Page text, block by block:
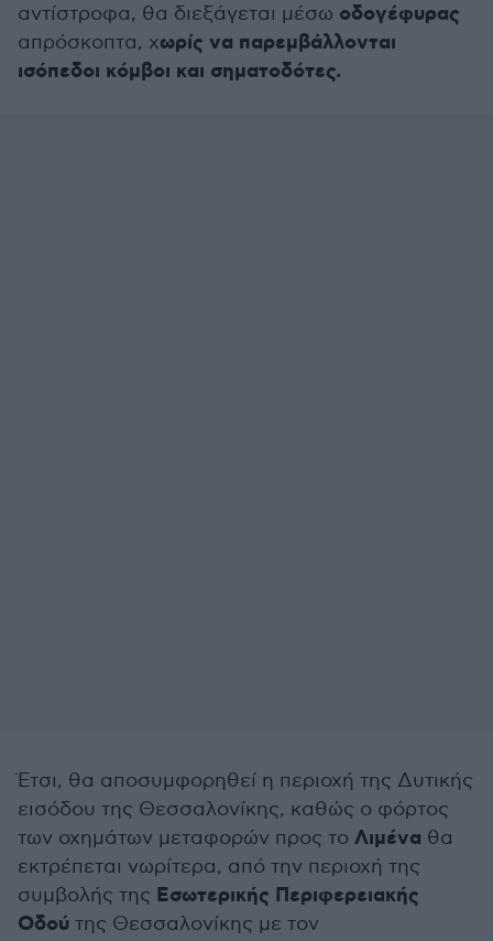
αντίστροφα, θα διεξάγεται μέσω οδογέφυρας
απρόσκοπτα, χωρίς να παρεμβάλλονται
ισόπεδοι κόμβοι και σηματοδότες.
Έτσι, θα αποσυμφορηθεί η περιοχή της Δυτικής
εισόδου της Θεσσαλονίκης, καθώς ο φόρτος
των οχημάτων μεταφορών προς το Λιμένα θα
εκτρέπεται νωρίτερα, από την περιοχή της
συμβολής της Εσωτερικής Περιφερειακής
Οδού της Θεσσαλονίκης με τον